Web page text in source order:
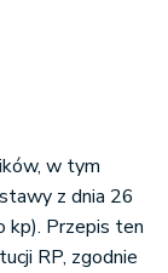
w tym
z dnia 26
kp). Przepis ten
RP, zgodnie